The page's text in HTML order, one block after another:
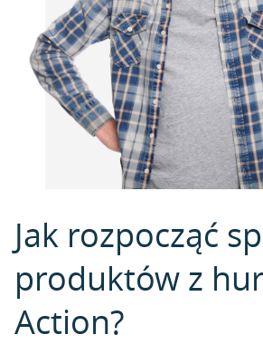
Jak rozpocząć
produktów z
Action?